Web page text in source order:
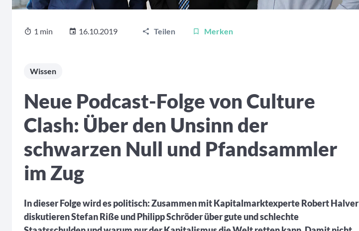
1 min 16.10.2019 Teilen Merken
Wissen
Neue Podcast-Folge von Culture
Clash: Über den Unsinn der
schwarzen Null und Pfandsammler
im Zug
In dieser Folge wird es politisch: Zusammen mit Kapitalmarktexperte Robert Halver
diskutieren Stefan Riße und Philipp Schröder über gute und schlechte